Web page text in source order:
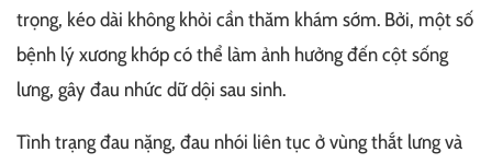
trọng, kéo dài không khỏi cần thăm khám sớm. Bởi, một số
bệnh lý xương khớp có thể làm ảnh hưởng đến cột sống
lưng, gây đau nhức dữ dội sau sinh.
Tình trạng đau nặng, đau nhói liên tục ở vùng thắt lưng và